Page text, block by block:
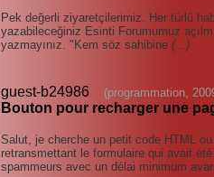
Pek değerli ziyaretçilerimiz. Her türlü
yazabileceğiniz Esinti Forumumuz
yazmayınız. "Kem söz sahibine (...)
guest-b24986 (programmation,
Bouton pour recharger une
Salut, je cherche un petit code HTML
retransmettant le formulaire qui avait
spammeurs avec un délai minimum